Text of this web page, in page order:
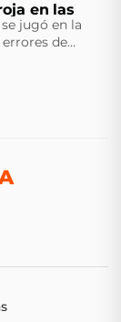
en las
jugó en la
de